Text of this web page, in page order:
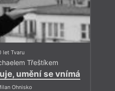
let Tvaru
Třeštíkem
umění se vnímá
Ohnisko